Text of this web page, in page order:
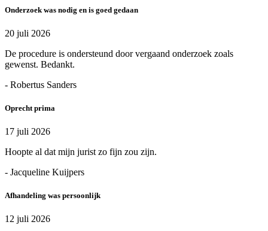
Onderzoek was nodig en is goed gedaan
20 juli 2026
De procedure is ondersteund door vergaand onderzoek zoals
gewenst. Bedankt.
- Robertus Sanders
Oprecht prima
17 juli 2026
Hoopte al dat mijn jurist zo fijn zou zijn.
- Jacqueline Kuijpers
Afhandeling was persoonlijk
12 juli 2026